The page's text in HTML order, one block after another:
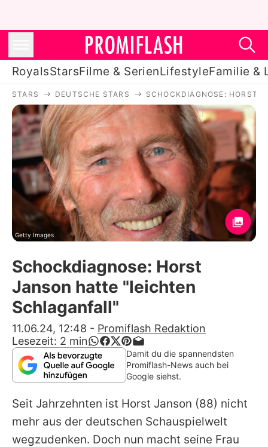
RoyalsStarsFilme & SerienLifestyleFamilie &
Royals
Stars
Filme & Serien
Lifestyle
Familie & Liebe
Promiflash Exklusiv
Alle Themen auf Promiflash
App runterladen
Team
Redaktionelle Richtlinien
Impressum
Datenschutzerklärung
STARS DEUTSCHE STARS SCHOCKDIAGNOSE: HORST
Getty Images
Schockdiagnose: Horst
Janson hatte "leichten
Schlaganfall"
11.06.24, 12:48 - Promiflash Redaktion
Lesezeit: 2 min
Damit du die spannendsten
Promiflash-News auch bei
Google siehst.
Seit Jahrzehnten ist Horst Janson (88) nicht
mehr aus der deutschen Schauspielwelt
wegzudenken. Doch nun macht seine Frau